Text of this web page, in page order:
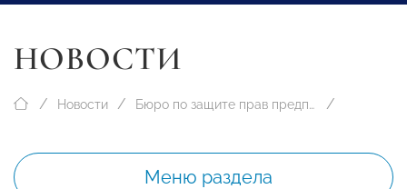
НОВОСТИ
Новости Бюро по защите прав предпринимателей
Меню раздела